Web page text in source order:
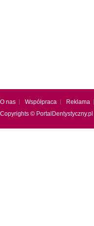
O nas Współpraca Reklama
Copyrights © PortalDentystyczny.pl